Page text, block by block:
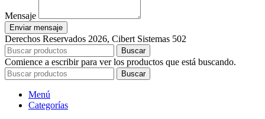
Mensaje
Enviar mensaje
Derechos Reservados 2026, Cibert Sistemas 502
Buscar
Comience a escribir para ver los productos que está buscando.
Buscar
Menú
Categorías